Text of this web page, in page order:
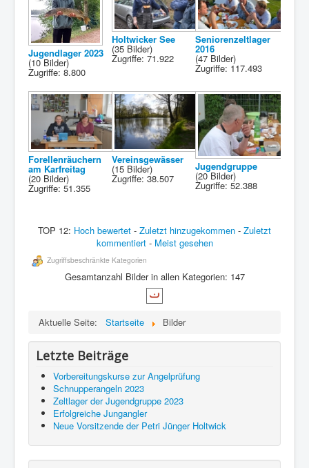
Jugendlager 2023
(10 Bilder)
Zugriffe: 8.800
Holtwicker See
(35 Bilder)
Zugriffe: 71.922
Seniorenzeltlager
2016
(47 Bilder)
Zugriffe: 117.493
Forellenräuchern
am Karfreitag
(20 Bilder)
Zugriffe: 51.355
Vereinsgewässer
(15 Bilder)
Zugriffe: 38.507
Jugendgruppe
(20 Bilder)
Zugriffe: 52.388
TOP 12: Hoch bewertet - Zuletzt hinzugekommen - Zuletzt
kommentiert- Meist gesehen
Zugriffsbeschränkte Kategorien
Gesamtanzahl Bilder in allen Kategorien: 147
Aktuelle Seite: Startseite Bilder
Letzte Beiträge
Vorbereitungskurse zur Angelprüfung
Schnupperangeln 2023
Zeltlager der Jugendgruppe 2023
Erfolgreiche Jungangler
Neue Vorsitzende der Petri Jünger Holtwick